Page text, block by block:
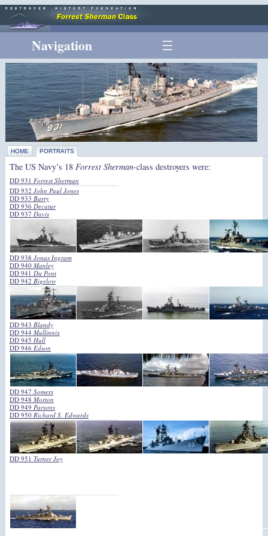
Navigation
HOME PORTRAITS
The US Navy’s 18 Forrest Sherman-class destroyers were:
DD 931 Forrest Sherman
DD 932 John Paul Jones
DD 933 Barry
DD 936 Decatur
DD 937 Davis
DD 938 Jonas Ingram
DD 940 Manley
DD 941 Du Pont
DD 942 Bigelow
DD 943 Blandy
DD 944 Mullinnix
DD 945 Hull
DD 946 Edson
DD 947 Somers
DD 948 Morton
DD 949 Parsons
DD 950 Richard S. Edwards
DD 951 Turner Joy